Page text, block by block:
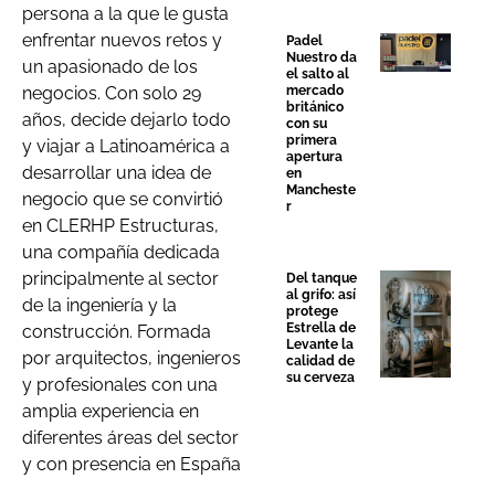
persona a la que le gusta
enfrentar nuevos retos y
un apasionado de los
negocios. Con solo 29
años, decide dejarlo todo
y viajar a Latinoamérica a
desarrollar una idea de
negocio que se convirtió
en CLERHP Estructuras,
una compañía dedicada
principalmente al sector
de la ingeniería y la
construcción. Formada
por arquitectos, ingenieros
y profesionales con una
amplia experiencia en
diferentes áreas del sector
y con presencia en España
Padel
Nuestro da
el salto al
mercado
británico
con su
primera
apertura
en
Mancheste
r
Del tanque
al grifo: así
protege
Estrella de
Levante la
calidad de
su cerveza